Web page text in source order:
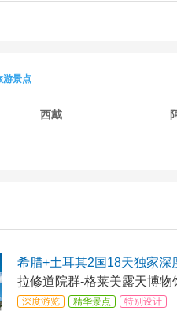
游景点
西戴
希腊+土耳其2国18天独家深
拉修道院群-格莱美露天博物
深度游览 精华景点
特别设计